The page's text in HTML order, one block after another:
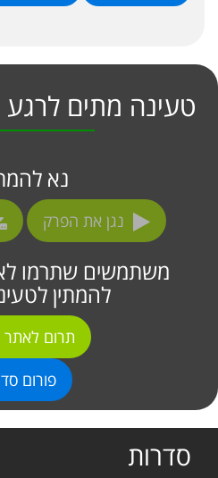
טעינה מתים לרגע עונה 2
נא
נגן את הפרק
משתמשים שתרמו
להמתין
תרום לאתר
פורום
סדרות